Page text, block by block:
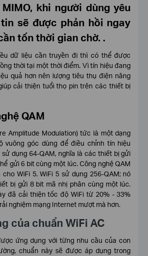
khi người dùng yêu
sẽ được phản hồi ngay
tốn thời gian chờ. .
dữ liệu cần truyền đi thì có thể được
thời tại một thời điểm. Vì tín hiệu đang
quả hơn nên lượng tiêu thụ điện năng
cải thiện tuổi thọ pin trên các thiết bị
QAM
Amplitude Modulation) tức là một dạng
vuông góc dùng để điều chỉnh tín hiệu
sử dụng 64-QAM, nghĩa là các thiết bị gửi
gửi 6 bit cùng một lúc. Công nghệ QAM
WiFi 5. WiFi 5 sử dụng 256-QAM; nó
bị gửi 8 bit mã nhị phân cùng một lúc.
đã cải thiện tốc độ WiFi từ 20% - 33%
nghiệm mạng Internet mượt mà hơn.
của chuẩn WiFi AC
ứng dụng với từng nhu cầu của con
chuẩn này sẽ được áp dụng trong